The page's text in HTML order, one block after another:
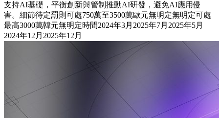
支持AI基礎，平衡創新與管制推動AI研發，避免AI應用侵
害。細節待定罰則可處750萬至3500萬歐元無明定無明定可處
最高3000萬韓元無明定時間2024年3月2025年7月2025年5月
2024年12月2025年12月